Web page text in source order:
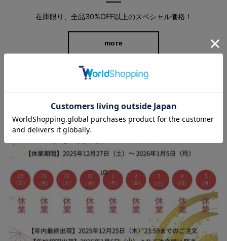
【洗濯機で洗える】機能性バツグンなパンツ
大手生地メーカーの帝人フロンティア株式会社が開発し
た“BEAUTILITYⓇBW”を使用。 撥水性、防汚性、ＵＶカット
（紫外線遮蔽率９５％以上）、淡い色でも透けにくい防透性、
360°全方向に伸びるストレッチ性と、この１本に機能が盛りだく
さん。 さらに、帝人フロンティアの耐久防汚加工「ダストップ
在庫限り、全品30%OFF以上のスペシャル価格！
more